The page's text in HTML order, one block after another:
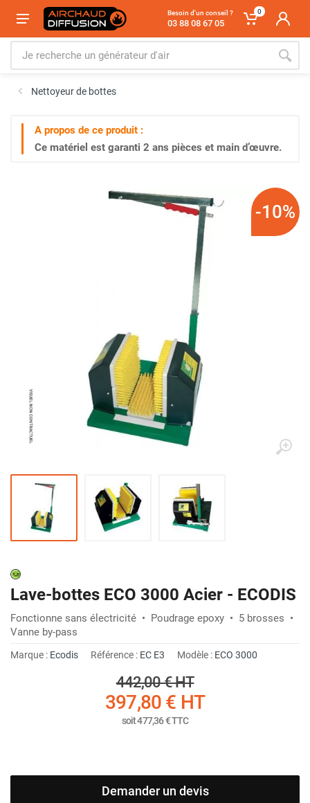
Besoin d'un conseil ?
03 88 08 67 05
0
Nettoyeur de bottes
A propos de ce produit :
Ce matériel est garanti 2 ans pièces et main d’œuvre.
-10%
Lave-bottes ECO 3000 Acier - ECODIS
Fonctionne sans électricité • Poudrage epoxy • 5 brosses •
Vanne by-pass
Marque : Ecodis Référence : EC E3 Modèle : ECO 3000
442,00 €HT
397,80 € HT
soit477,36 €TTC
Demander un devis